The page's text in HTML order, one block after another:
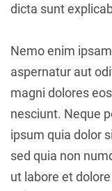
dicta sunt
Nemo enim
aspernatur aut
magni dolores
nesciunt. Neque
ipsum quia dolor
sed quia non
ut labore et